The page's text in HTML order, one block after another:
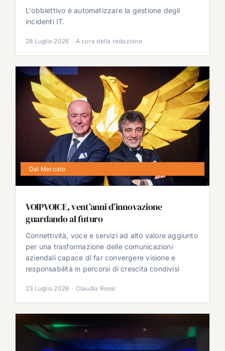
L'obbiettivo è automatizzare la gestione degli
incidenti IT.
28 Luglio 2026 · A cura della redazione
Dal Mercato
VOIPVOICE, vent’anni d’innovazione
guardando al futuro
Connettività, voce e servizi ad alto valore aggiunto
per una trasformazione delle comunicazioni
aziendali capace di far convergere visione e
responsabilità in percorsi di crescita condivisi
23 Luglio 2026 · Claudia Rossi